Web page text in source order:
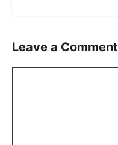
Leave a Comment